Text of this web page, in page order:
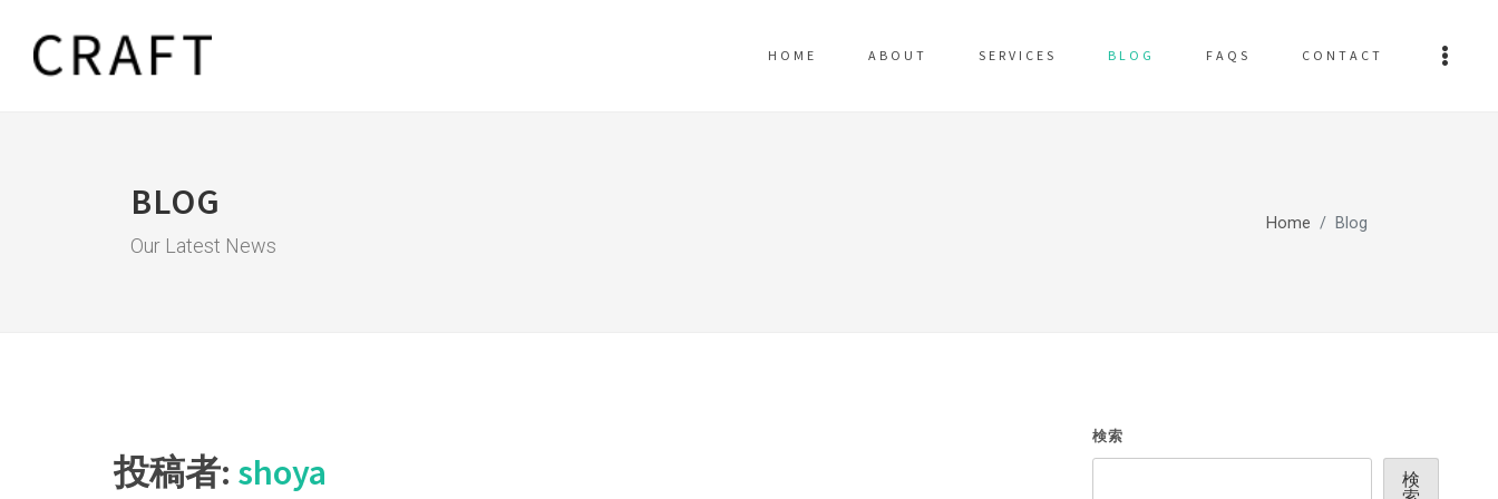
HOME ABOUT SERVICES BLOG FAQS CONTACT
BLOG
Our Latest News
Home Blog
投稿者: shoya
検索
検